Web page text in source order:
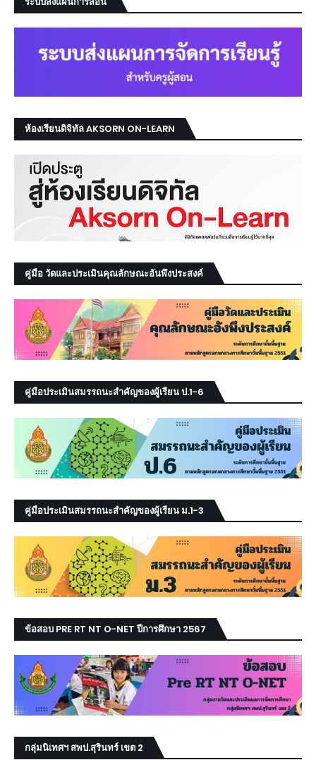
ห้องเรียนดิจิทัล AKSORN ON-LEARN
คู่มือ วัดและประเมินคุณลักษณะอันพึงประสงค์
คู่มือประเมินสมรรถนะสำคัญของผู้เรียน ป.1-6
คู่มือประเมินสมรรถนะสำคัญของผู้เรียน ม.1-3
ข้อสอบ PRE RT NT O-NET ปีการศึกษา 2567
กลุ่มนิเทศฯ สพป.สุรินทร์ เขต 2